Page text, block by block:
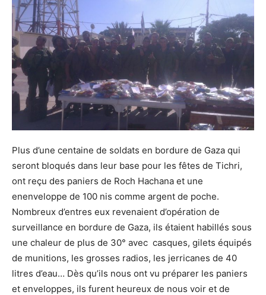
Plus d’une centaine de soldats en bordure de Gaza qui
seront bloqués dans leur base pour les fêtes de Tichri,
ont reçu des paniers de Roch Hachana et une
enenveloppe de 100 nis comme argent de poche.
Nombreux d’entres eux revenaient d’opération de
surveillance en bordure de Gaza, ils étaient habillés sous
une chaleur de plus de 30° avec casques, gilets équipés
de munitions, les grosses radios, les jerricanes de 40
litres d’eau… Dès qu’ils nous ont vu préparer les paniers
et enveloppes, ils furent heureux de nous voir et de